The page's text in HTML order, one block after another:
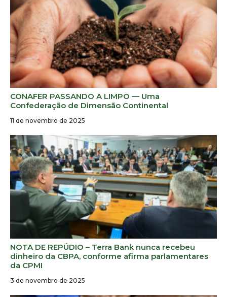
CONAFER PASSANDO A LIMPO — Uma
Confederação de Dimensão Continental
11 de novembro de 2025
NOTA DE REPÚDIO – Terra Bank nunca recebeu
dinheiro da CBPA, conforme afirma parlamentares
da CPMI
3 de novembro de 2025